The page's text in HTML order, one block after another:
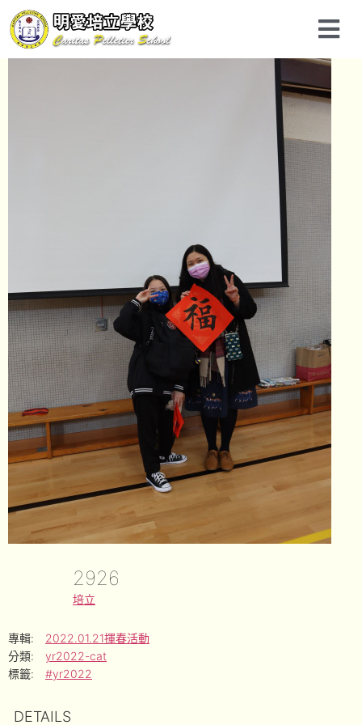
2926
培立
專輯:
2022.01.21揮春活動
分類:
yr2022-cat
標籤:
#yr2022
DETAILS